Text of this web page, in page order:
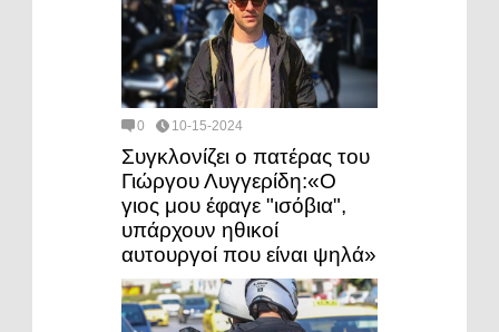
0 10-15-2024
Συγκλονίζει ο πατέρας του
Γιώργου Λυγγερίδη:«Ο
γιος μου έφαγε "ισόβια",
υπάρχουν ηθικοί
αυτουργοί που είναι ψηλά»